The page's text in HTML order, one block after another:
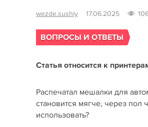
wezde.sushiy 17.06.2025
ВОПРОСЫ И ОТВЕТЫ
Статья относится к
Распечатал мешалки для
становится мягче, через пол
использовать?